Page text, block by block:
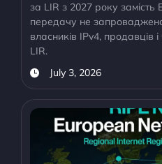
за LIR з 2027 року замість
передачу не
власників IPv4, продавців
LIR.
July 3, 2026